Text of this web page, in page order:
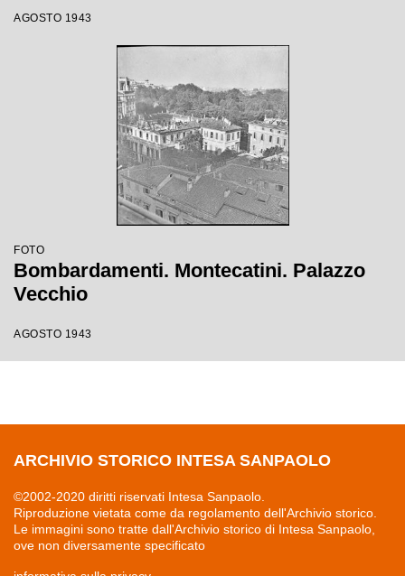
AGOSTO 1943
FOTO
Bombardamenti. Montecatini. Palazzo
Vecchio
AGOSTO 1943
ARCHIVIO STORICO INTESA SANPAOLO
©2002-2020 diritti riservati Intesa Sanpaolo.
Riproduzione vietata come da regolamento dell'Archivio storico.
Le immagini sono tratte dall'Archivio storico di Intesa Sanpaolo,
ove non diversamente specificato